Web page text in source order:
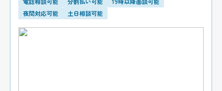
夜間対応可能
土日相談可能